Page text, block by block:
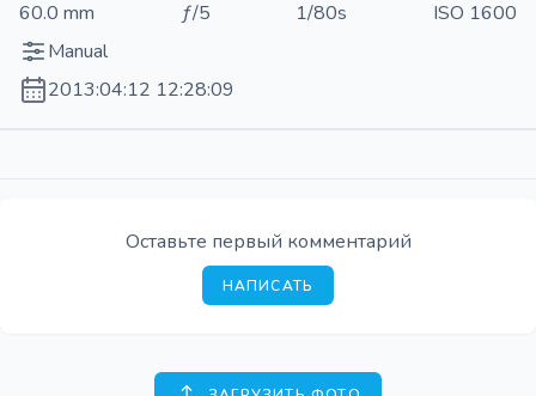
60.0 mm
ƒ/5 1/80s
ISO 1600
Manual
2013:04:12 12:28:09
Оставьте первый комментарий
НАПИСАТЬ